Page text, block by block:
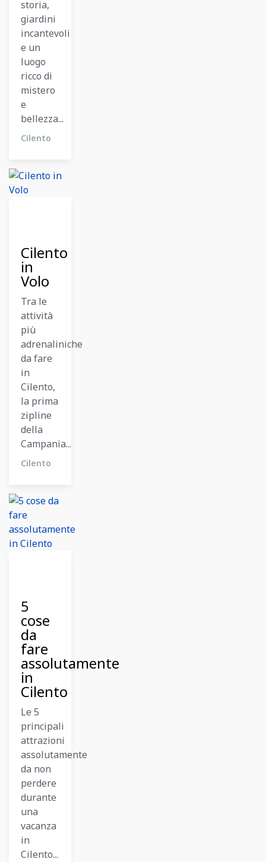
storia,
giardini
incantevoli
e un
luogo
ricco di
mistero
e
bellezza...
Cilento
2023
Cilento
in
Volo
Tra le
attività
più
adrenaliniche
da fare
in
Cilento,
la prima
zipline
della
Campania...
Cilento
5
cose
da
fare
assolutamente
in
Cilento
Le 5
principali
attrazioni
assolutamente
da non
perdere
durante
una
vacanza
in
Cilento...